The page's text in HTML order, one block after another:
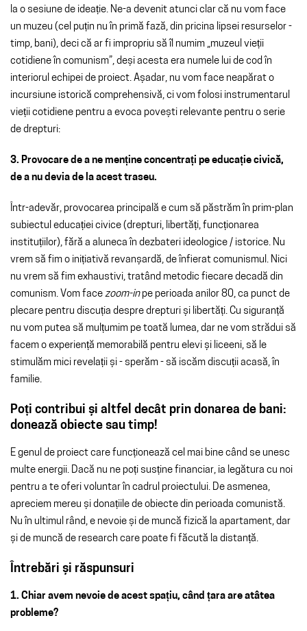
la o sesiune de ideație. Ne-a devenit atunci clar că nu vom face
un muzeu (cel puțin nu în primă fază, din pricina lipsei resurselor -
timp, bani), deci că ar fi impropriu să îl numim „muzeul vieții
cotidiene în comunism”, deși acesta era numele lui de cod în
interiorul echipei de proiect. Așadar, nu vom face neapărat o
incursiune istorică comprehensivă, ci vom folosi instrumentarul
vieții cotidiene pentru a evoca povești relevante pentru o serie
de drepturi:
3. Provocare de a ne menține concentrați pe educație civică,
de a nu devia de la acest traseu.
Într-adevăr, provocarea principală e cum să păstrăm în prim-plan
subiectul educației civice (drepturi, libertăți, funcționarea
instituțiilor), fără a aluneca în dezbateri ideologice / istorice. Nu
vrem să fim o inițiativă revanșardă, de înfierat comunismul. Nici
nu vrem să fim exhaustivi, tratând metodic fiecare decadă din
comunism. Vom face zoom-inpe perioada anilor 80, ca punct de
plecare pentru discuția despre drepturi și libertăți. Cu siguranță
nu vom putea să mulțumim pe toată lumea, dar ne vom strădui să
facem o experiență memorabilă pentru elevi și liceeni, să le
stimulăm mici revelații și - sperăm - să iscăm discuții acasă, în
familie.
Poți contribui și altfel decât prin donarea de bani:
donează obiecte sau timp!
E genul de proiect care funcționează cel mai bine când se unesc
multe energii. Dacă nu ne poți susține financiar, ia legătura cu noi
pentru a te oferi voluntar în cadrul proiectului. De asmenea,
apreciem mereu și donațiile de obiecte din perioada comunistă.
Nu în ultimul rând, e nevoie și de muncă fizică la apartament, dar
și de muncă de research care poate fi făcută la distanță.
Întrebări și răspunsuri
1. Chiar avem nevoie de acest spațiu, când țara are atâtea
probleme?